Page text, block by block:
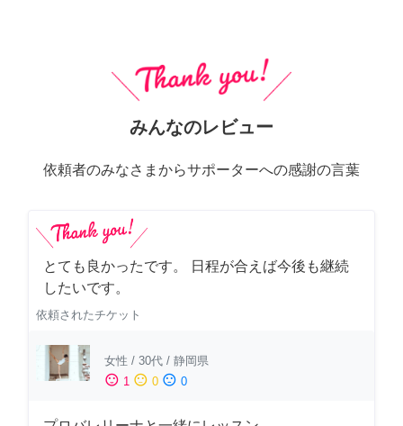
みんなのレビュー
依頼者のみなさまからサポーターへの感謝の言葉
とても良かったです。 日程が合えば今後も継続
したいです。
依頼されたチケット
女性 / 30代 / 静岡県
sentiment_satisfied 1 sentiment_neutral 0 sentiment_dissatisfied 0